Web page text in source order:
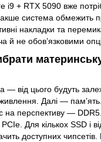
i9 + RTX 5090 вже
система обмежить
накладки та
й не обов’язковими
— від цього будуть
живлення. Далі —
на перспективу — DDR5.
Для кількох SSD і
доступних чипсетів.